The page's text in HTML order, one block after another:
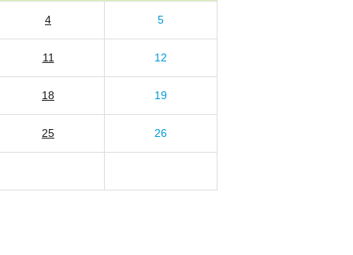
4 5
11 12
18 19
25 26